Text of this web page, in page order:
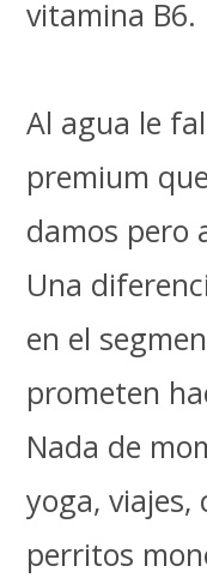
vitamina B6.
Al agua le
premium
damos pero
Una
en el
prometen
Nada de
yoga, viajes,
perritos